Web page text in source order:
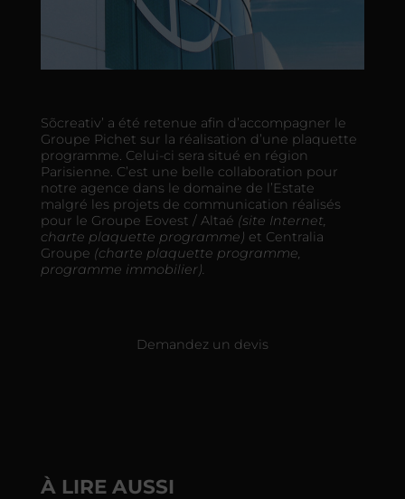
Sõcreativ’ a été retenue afin d’accompagner le
Groupe Pichet sur la réalisation d’une plaquette
programme. Celui-ci sera situé en région
Parisienne. C’est une belle collaboration pour
notre agence dans le domaine de l’Estate
malgré les projets de communication réalisés
pour le Groupe Eovest / Altaé (site Internet,
charte plaquette programme) et Centralia
Groupe (charte plaquette programme,
programme immobilier).
Demandez un devis
À LIRE AUSSI